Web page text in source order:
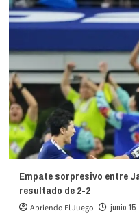
Empate sorpresivo entre
resultado de 2-2
Abriendo El Juego junio 15,